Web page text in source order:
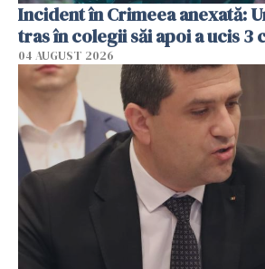
Incident în Crimeea anexată:
tras în colegii săi apoi a ucis 3
04 AUGUST 2026